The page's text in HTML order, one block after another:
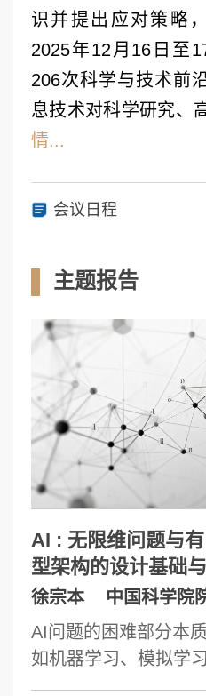
识并提出应对策略
2025年12月16日至
206次科学与技术前
息技术对科学研究、
情...
会议日程
主题报告
AI : 无限维问题与
型架构的设计基础
徐宗本 中国科学院
AI问题的困难部分本
如机器学习、模拟学
界模型构建等，但基